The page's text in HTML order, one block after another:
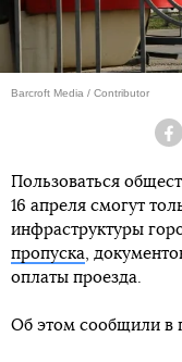
Barcroft Media / Contributor
Пользоваться
16 апреля смогут
инфраструктуры
пропуска ,
оплаты проезда.
Об этом сообщили в